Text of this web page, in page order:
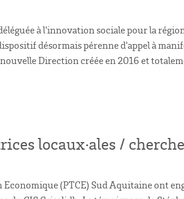
à l'innovation sociale pour la
désormais pérenne d'appel à
Direction créée en 2016 et
locaux·ales /
Economique (PTCE) Sud Aquitaine ont